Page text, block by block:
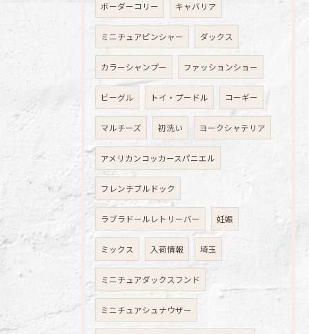
ボーダーコリー キャバリア
ミニチュアピンシャー ダックス
カラーシャンプー ファッションショー
ビーグル トイ・プードル コーギー
マルチーズ 初洗い ヨークシャテリア
アメリカンコッカースパニエル
フレンチブルドック
ラブラドールレトリーバー 妊娠
ミックス 入荷情報 埼玉
ミニチュアダックスフンド
ミニチュアシュナウザー